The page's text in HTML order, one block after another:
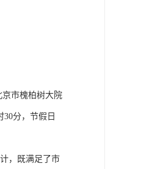
市槐柏树大院
分，节假日
，既满足了市